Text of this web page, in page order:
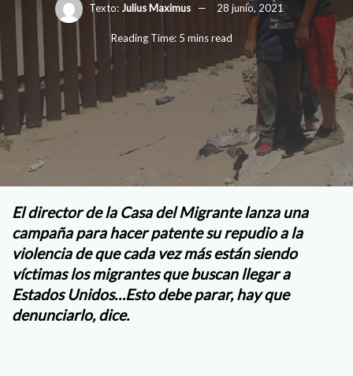
Texto: Julius Maximus 28 junio, 2021
Reading Time: 5 mins read
El director de la Casa del Migrante lanza una
campaña para hacer patente su repudio a la
violencia de que cada vez más están siendo
víctimas los migrantes que buscan llegar a
Estados Unidos…Esto debe parar, hay que
denunciarlo, dice.